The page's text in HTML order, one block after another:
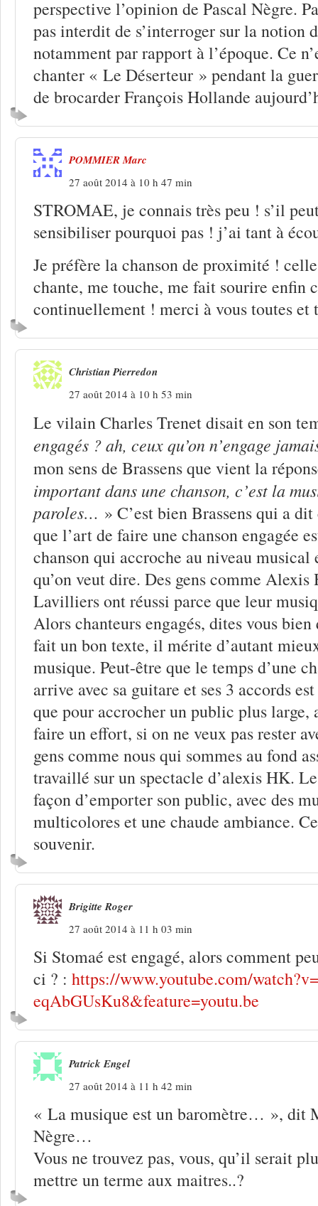
perspective l’opinion de Pascal Nègre.
pas interdit de s’interroger sur la notion
notamment par rapport à l’époque. Ce
chanter « Le Déserteur » pendant la
de brocarder François Hollande
POMMIER Marc
27 août 2014 à 10 h 47 min
STROMAE, je connais très peu ! s’il
sensibiliser pourquoi pas ! j’ai tant à
Je préfère la chanson de proximité !
chante, me touche, me fait sourire enfin
continuellement ! merci à vous toutes et
Christian Pierredon
27 août 2014 à 10 h 53 min
Le vilain Charles Trenet disait en son
engagés ? ah, ceux qu’on n’engage
mon sens de Brassens que vient la
important dans une chanson, c’est la
paroles… » C’est bien Brassens qui a
que l’art de faire une chanson engagée
chanson qui accroche au niveau musical
qu’on veut dire. Des gens comme
Lavilliers ont réussi parce que leur
Alors chanteurs engagés, dites vous bien
fait un bon texte, il mérite d’autant
musique. Peut-être que le temps d’une
arrive avec sa guitare et ses 3 accords
que pour accrocher un public plus
faire un effort, si on ne veux pas rester
gens comme nous qui sommes au fond
travaillé sur un spectacle d’alexis HK.
façon d’emporter son public, avec des
multicolores et une chaude ambiance.
souvenir.
Brigitte Roger
27 août 2014 à 11 h 03 min
Si Stomaé est engagé, alors comment
ci ? : https://www.youtube.com/
eqAbGUsKu8&feature=youtu.be
Patrick Engel
27 août 2014 à 11 h 42 min
« La musique est un baromètre… », dit
Nègre…
Vous ne trouvez pas, vous, qu’il serait
mettre un terme aux maitres..?